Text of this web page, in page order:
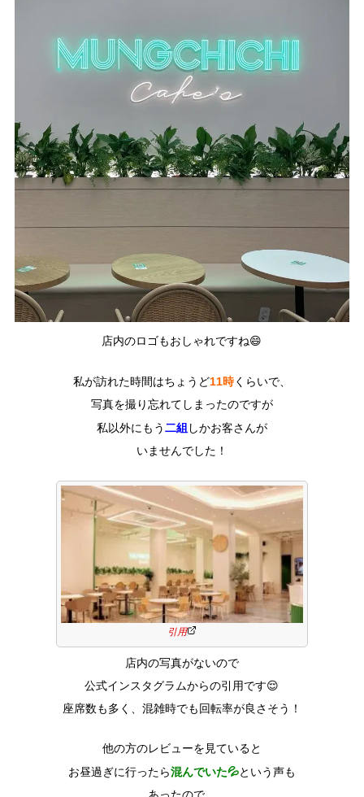
店内のロゴもおしゃれですね😄
私が訪れた時間はちょうど11時くらいで、
写真を撮り忘れてしまったのですが
私以外にもう 二組 しかお客さんが
いませんでした！
引用
店内の写真がないので
公式インスタグラムからの引用です😌
座席数も多く、混雑時でも回転率が良さそう！
他の方のレビューを見ていると
お昼過ぎに行ったら混んでいた💦という声も